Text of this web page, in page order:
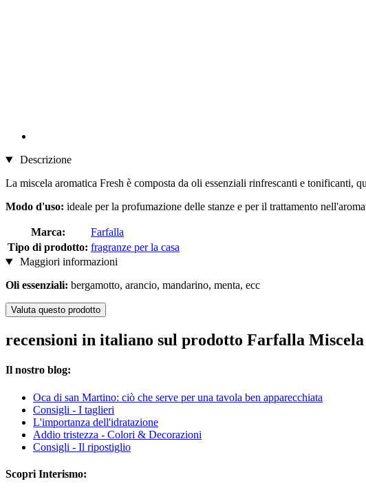
Descrizione
La miscela aromatica Fresh è composta da oli essenziali rinfrescanti e tonificanti,
Modo d'uso: ideale per la profumazione delle stanze e per il trattamento
Marca:
Farfalla
Tipo di prodotto: fragranze per la casa
Maggiori informazioni
Oli essenziali: bergamotto, arancio, mandarino, menta, ecc
Valuta questo prodotto
recensioni in italiano sul prodotto Farfalla
Il nostro blog:
Oca di san Martino: ciò che serve per una tavola ben apparecchiata
Consigli - I taglieri
L'importanza dell'idratazione
Addio tristezza - Colori & Decorazioni
Consigli - Il ripostiglio
Scopri Interismo: